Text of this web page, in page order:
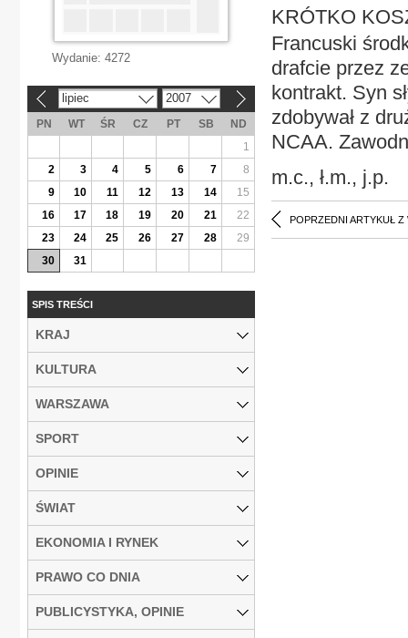
KRÓTKO
Francuski
drafcie przez
kontrakt. Syn
zdobywał z
NCAA.
m.c., ł.m., j.p.
POPRZEDNI ARTYKUŁ Z
Wydanie: 4272
lipiec 2007
PN WT ŚR CZ PT SB
ND
1
2
3 4 5 6 7
8
9
10 11 12 13 14
15
16
17 18 19 20 21
22
23
24 25 26 27 28
29
30
31
SPIS TREŚCI
KRAJ
KULTURA
WARSZAWA
SPORT
OPINIE
ŚWIAT
EKONOMIA I RYNEK
PRAWO CO DNIA
PUBLICYSTYKA, OPINIE